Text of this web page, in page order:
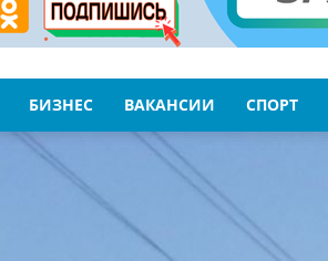
БИЗНЕС ВАКАНСИИ СПОРТ